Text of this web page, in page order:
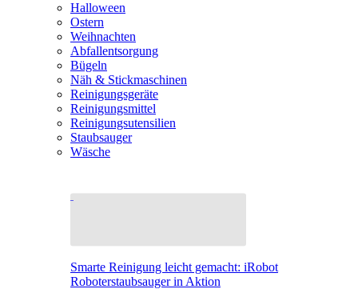
Halloween
Ostern
Weihnachten
Abfallentsorgung
Bügeln
Näh & Stickmaschinen
Reinigungsgeräte
Reinigungsmittel
Reinigungsutensilien
Staubsauger
Wäsche
Smarte Reinigung leicht gemacht: iRobot
Roboterstaubsauger in Aktion